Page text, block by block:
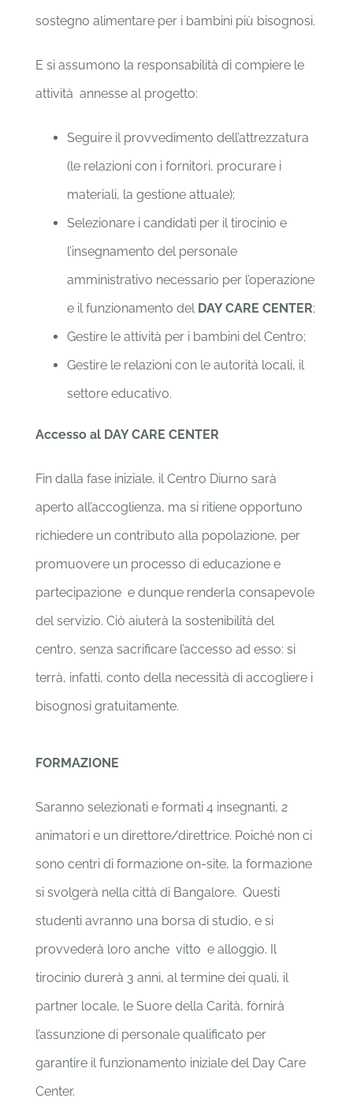
sostegno alimentare per i bambini più bisognosi.
E si assumono la responsabilità di compiere le
attività annesse al progetto:
Seguire il provvedimento dell’attrezzatura
(le relazioni con i fornitori, procurare i
materiali, la gestione attuale);
Selezionare i candidati per il tirocinio e
l’insegnamento del personale
amministrativo necessario per l’operazione
e il funzionamento del DAY CARE CENTER;
Gestire le attività per i bambini del Centro;
Gestire le relazioni con le autorità locali, il
settore educativo.
Accesso al DAY CARE CENTER
Fin dalla fase iniziale, il Centro Diurno sarà
aperto all’accoglienza, ma si ritiene opportuno
richiedere un contributo alla popolazione, per
promuovere un processo di educazione e
partecipazione e dunque renderla consapevole
del servizio. Ciò aiuterà la sostenibilità del
centro, senza sacrificare l’accesso ad esso: si
terrà, infatti, conto della necessità di accogliere i
bisognosi gratuitamente.
FORMAZIONE
Saranno selezionati e formati 4 insegnanti, 2
animatori e un direttore/direttrice. Poiché non ci
sono centri di formazione on-site, la formazione
si svolgerà nella città di Bangalore. Questi
studenti avranno una borsa di studio, e si
provvederà loro anche vitto e alloggio. Il
tirocinio durerà 3 anni, al termine dei quali, il
partner locale, le Suore della Carità, fornirà
l’assunzione di personale qualificato per
garantire il funzionamento iniziale del Day Care
Center.